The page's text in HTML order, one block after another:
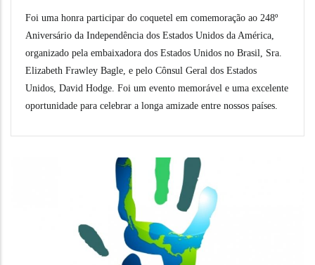
Foi uma honra participar do coquetel em comemoração ao 248º
Aniversário da Independência dos Estados Unidos da América,
organizado pela embaixadora dos Estados Unidos no Brasil, Sra.
Elizabeth Frawley Bagle, e pelo Cônsul Geral dos Estados
Unidos, David Hodge. Foi um evento memorável e uma excelente
oportunidade para celebrar a longa amizade entre nossos países.